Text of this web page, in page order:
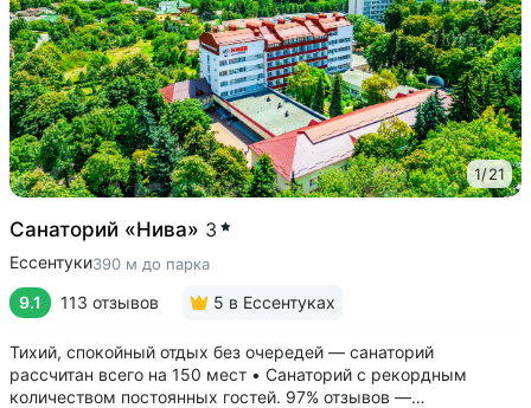
1/21
Санаторий «Нива» 3
Ессентуки390 м до парка
9.1 113 отзывов 5 в Ессентуках
Тихий, спокойный отдых без очередей — санаторий
рассчитан всего на 150 мест • Санаторий с рекордным
количеством постоянных гостей. 97% отзывов —